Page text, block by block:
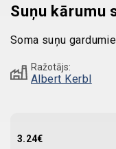
Suņu kārumu
Soma suņu
Ražotājs:
Albert Kerbl
3.24€